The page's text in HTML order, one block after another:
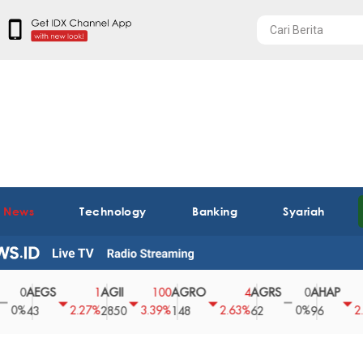
Technology Banking Syariah
2.27%2850
100
3.39%
AGRO
148
2.63%
AGRS
62
0AHAP
2.04%